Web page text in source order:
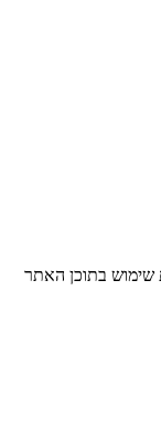
שימוש בתוכן האתר